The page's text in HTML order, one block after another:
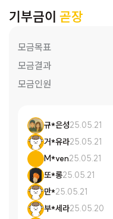
기부금이 곧장
모금목표
모금결과
모금인원
규*은성25.05.21
거*유라25.05.21
M*ven25.05.21
또*롱25.05.21
만*25.05.21
부*세라25.05.20